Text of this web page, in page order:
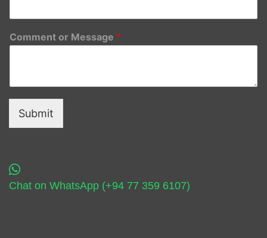
Comment or Message *
Submit
Chat on WhatsApp (+94 77 359 6107)